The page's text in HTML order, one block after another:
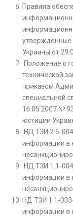
Правила
утвержденные
Украины от
Положение о
технической
приказом
специальной
16.05.2007 №
юстиции
НД ТЗИ 2.5-
информации в
НД ТЗИ 1.1-
информации в
НД ТЗИ 1.1-
информации в